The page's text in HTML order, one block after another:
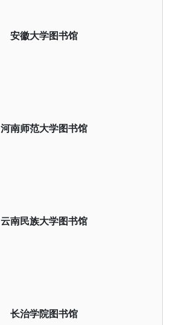
安徽大学图书馆
河南师范大学图书馆
云南民族大学图书馆
长治学院图书馆